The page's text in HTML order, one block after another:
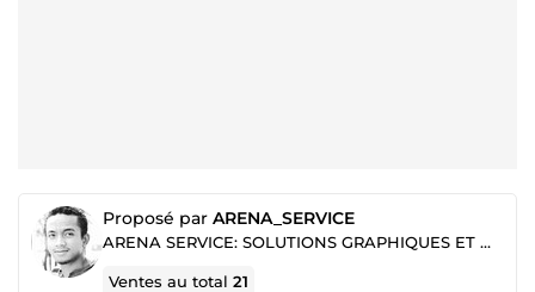
Proposé par ARENA_SERVICE
ARENA SERVICE: SOLUTIONS GRAPHIQUES ET MARKETING DIGITAL
Ventes au total21